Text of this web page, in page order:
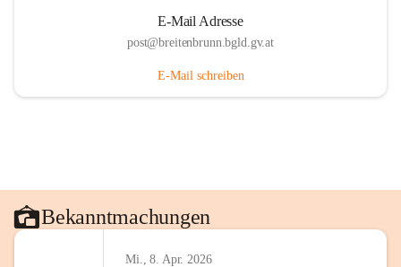
E-Mail Adresse
post@breitenbrunn.bgld.gv.at
E-Mail schreiben
Bekanntmachungen
Mi., 8. Apr. 2026